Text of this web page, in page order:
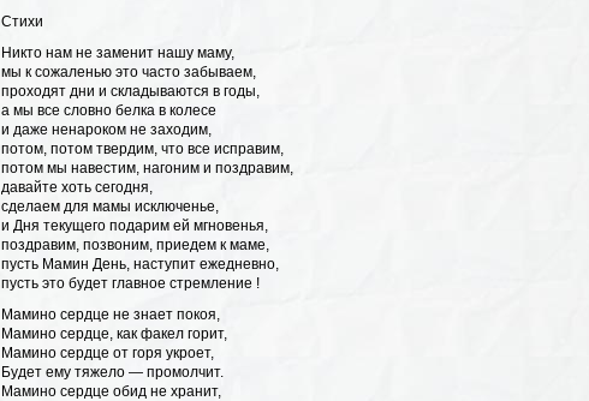
Стихи
Никто нам не заменит нашу маму,
мы к сожаленью это часто забываем,
проходят дни и складываются в годы,
а мы все словно белка в колесе
и даже ненароком не заходим,
потом, потом твердим, что все исправим,
потом мы навестим, нагоним и поздравим,
давайте хоть сегодня,
сделаем для мамы исключенье,
и Дня текущего подарим ей мгновенья,
поздравим, позвоним, приедем к маме,
пусть Мамин День, наступит ежедневно,
пусть это будет главное стремление !
Мамино сердце не знает покоя,
Мамино сердце, как факел горит,
Мамино сердце от горя укроет,
Будет ему тяжело — промолчит.
Мамино сердце обид не хранит,